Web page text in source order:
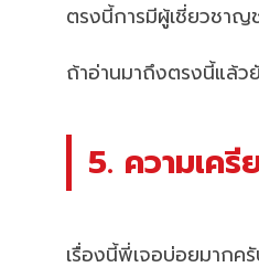
ตรงนี้การมีผู้เชี่ยวชาญ
ถ้าอ่านมาถึงตรงนี้แล้
5. ความเค
เรื่องนี้พี่เจอบ่อยมากค